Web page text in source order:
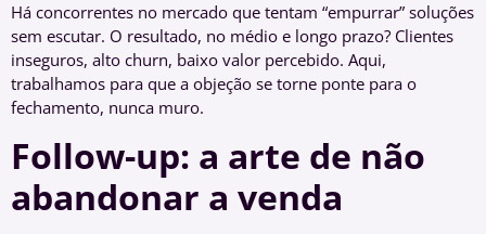
Há concorrentes no mercado que tentam “empurrar” soluções
sem escutar. O resultado, no médio e longo prazo? Clientes
inseguros, alto churn, baixo valor percebido. Aqui,
trabalhamos para que a objeção se torne ponte para o
fechamento, nunca muro.
Follow-up: a arte de não
abandonar a venda